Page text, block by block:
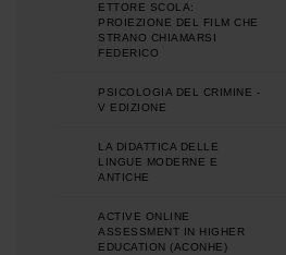
ETTORE SCOLA:
PROIEZIONE DEL FILM CHE
STRANO CHIAMARSI
FEDERICO
PSICOLOGIA DEL CRIMINE -
V EDIZIONE
LA DIDATTICA DELLE
LINGUE MODERNE E
ANTICHE
ACTIVE ONLINE
ASSESSMENT IN HIGHER
EDUCATION (ACONHE)